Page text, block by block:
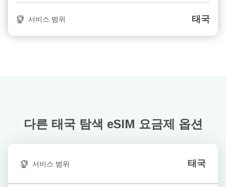
서비스 범위 태국
다른 태국 탐색 eSIM 요금제 옵션
서비스 범위 태국